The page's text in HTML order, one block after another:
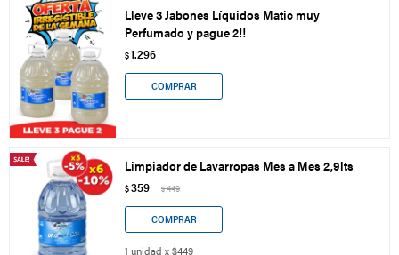
Lleve 3 Jabones Líquidos Matic muy
Perfumado y pague 2!!
$1.296
Limpiador de Lavarropas Mes a Mes 2,9lts
$359 $449
1 unidad x $449